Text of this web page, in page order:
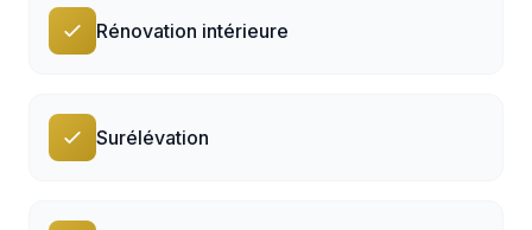
Rénovation intérieure
Surélévation